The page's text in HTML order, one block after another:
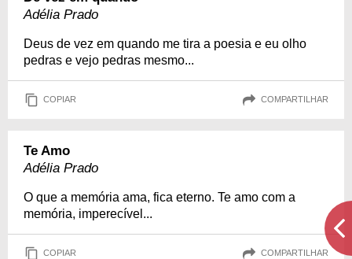
Adélia Prado
Deus de vez em quando me tira a poesia e eu olho
pedras e vejo pedras mesmo...
COPIAR COMPARTILHAR
Te Amo
Adélia Prado
O que a memória ama, fica eterno. Te amo com a
memória, imperecível...
COPIAR COMPARTILHAR